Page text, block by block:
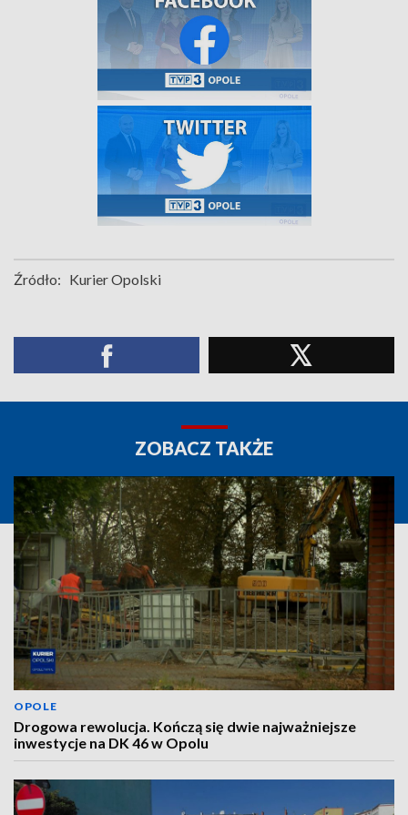
Źródło: Kurier Opolski
ZOBACZ TAKŻE
OPOLE
Drogowa rewolucja. Kończą się dwie najważniejsze
inwestycje na DK 46 w Opolu